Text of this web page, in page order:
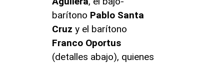
barítono Pablo Santa
Cruz y el barítono
Franco Oportus
(detalles abajo), quienes